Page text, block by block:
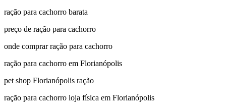
ração para cachorro barata
preço de ração para cachorro
onde comprar ração para cachorro
ração para cachorro em Florianópolis
pet shop Florianópolis ração
ração para cachorro loja física em Florianópolis